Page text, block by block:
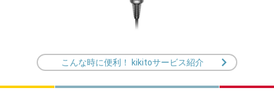
こんな時に便利！ kikitoサービス紹介